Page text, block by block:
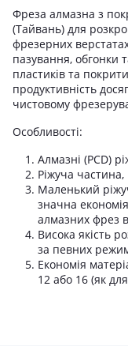
Фреза алмазна з
(Тайвань) для
фрезерних
пазування,
пластиків та
продуктивність
чистовому
Особливості:
Алмазні (PCD)
Ріжуча
Маленький
значна
алмазних фрез
Висока якість
за певних
Економія
12 або 16 (як